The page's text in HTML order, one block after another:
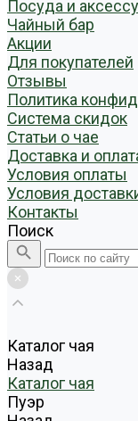
Посуда и
Чайный бар
Акции
Для покупателей
Отзывы
Политика
Система скидок
Статьи о чае
Доставка и
Условия оплаты
Условия
Контакты
Поиск
Каталог чая
Назад
Каталог чая
Пуэр